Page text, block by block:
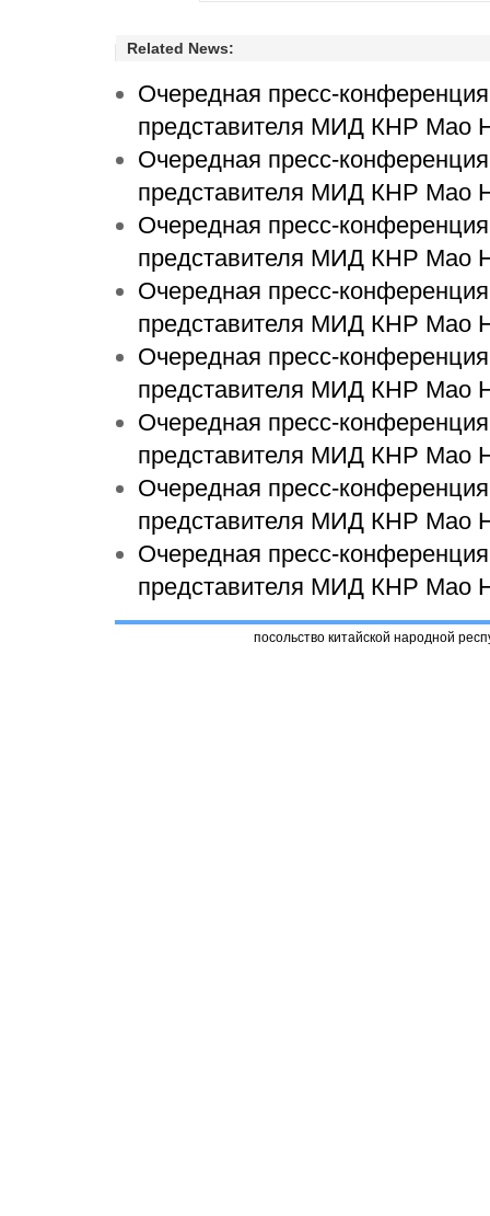
Related News:
Очередная пресс-
представителя МИД КНР Мао
Очередная пресс-
представителя МИД КНР Мао
Очередная пресс-
представителя МИД КНР Мао
Очередная пресс-
представителя МИД КНР Мао
Очередная пресс-
представителя МИД КНР Мао
Очередная пресс-
представителя МИД КНР Мао
Очередная пресс-
представителя МИД КНР Мао
Очередная пресс-
представителя МИД КНР Мао
посольство китайской народной